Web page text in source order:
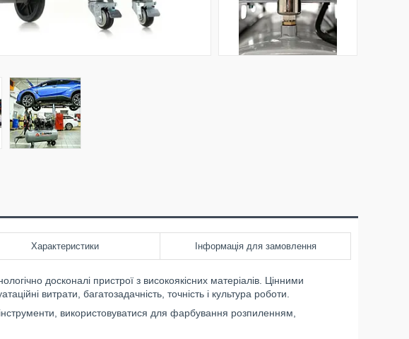
Характеристики Інформація для замовлення
досконалі пристрої з високоякісних матеріалів. Цінними
витрати, багатозадачність, точність і культура роботи.
використовуватися для фарбування розпиленням,